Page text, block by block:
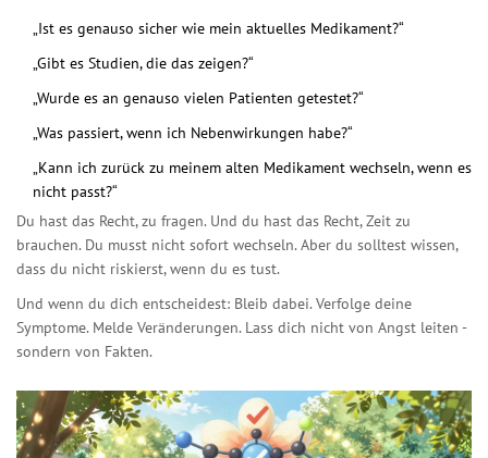
„Ist es genauso sicher wie mein aktuelles Medikament?“
„Gibt es Studien, die das zeigen?“
„Wurde es an genauso vielen Patienten getestet?“
„Was passiert, wenn ich Nebenwirkungen habe?“
„Kann ich zurück zu meinem alten Medikament wechseln, wenn es
nicht passt?“
Du hast das Recht, zu fragen. Und du hast das Recht, Zeit zu
brauchen. Du musst nicht sofort wechseln. Aber du solltest wissen,
dass du nicht riskierst, wenn du es tust.
Und wenn du dich entscheidest: Bleib dabei. Verfolge deine
Symptome. Melde Veränderungen. Lass dich nicht von Angst leiten -
sondern von Fakten.